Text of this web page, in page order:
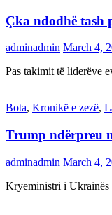
Çka ndodhë tash
adminadmin March 4,
Pas takimit të liderëve
Bota, Kronikë e zezë,
Trump ndërpreu
adminadmin March 4,
Kryeministri i Ukrainës